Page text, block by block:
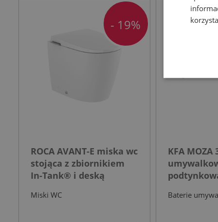
ROCA AVANT-E miska wc
stojąca z zbiornikiem
In-Tank® i deską
Miski WC
- 19%
KFA
Baterie